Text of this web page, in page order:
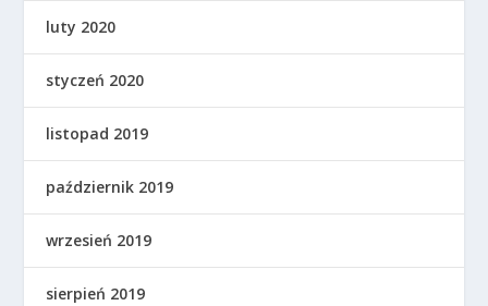
luty 2020
styczeń 2020
listopad 2019
październik 2019
wrzesień 2019
sierpień 2019